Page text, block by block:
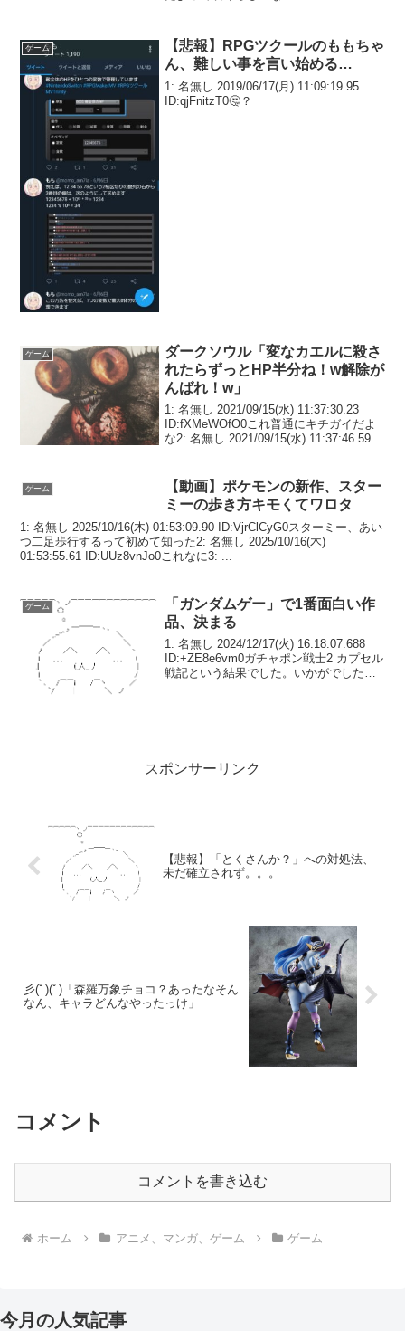
ゲーム
【悲報】RPGツクールのももちゃ
ん、難しい事を言い始める…
1: 名無し 2019/06/17(月) 11:09:19.95
ID:qjFnitzT0🤔？
ゲーム
ダークソウル「変なカエルに殺さ
れたらずっとHP半分ね！w解除が
んばれ！w」
1: 名無し 2021/09/15(水) 11:37:30.23
ID:fXMeWOfO0これ普通にキチガイだよ
な2: 名無し 2021/09/15(水) 11:37:46.59
ゲーム
【動画】ポケモンの新作、スター
ミーの歩き方キモくてワロタ
1: 名無し 2025/10/16(木) 01:53:09.90 ID:VjrClCyG0スターミー、あい
つ二足歩行するって初めて知った2: 名無し 2025/10/16(木)
01:53:55.61 ID:UUz8vnJo0これなに3: ...
ゲーム
「ガンダムゲー」で1番面白い作
品、決まる
1: 名無し 2024/12/17(火) 16:18:07.688
ID:+ZE8e6vm0ガチャポン戦士2 カプセル
戦記という結果でした。いかがでした
スポンサーリンク
【悲報】「とくさんか？」への対処法、
未だ確立されず。。。
彡(ﾟ)(ﾟ)「森羅万象チョコ？あったなそん
なん、キャラどんなやったっけ」
コメント
コメントを書き込む
ホーム アニメ、マンガ、ゲーム ゲーム
今月の人気記事